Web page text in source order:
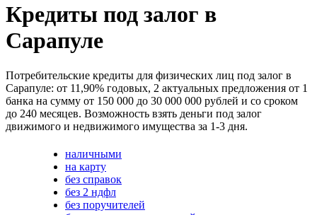
Кредиты под залог в
Сарапуле
Потребительские кредиты для физических лиц под залог в
Сарапуле: от 11,90% годовых, 2 актуальных предложения от 1
банка на сумму от 150 000 до 30 000 000 рублей и со сроком
до 240 месяцев. Возможность взять деньги под залог
движимого и недвижимого имущества за 1-3 дня.
наличными
на карту
без справок
без 2 ндфл
без поручителей